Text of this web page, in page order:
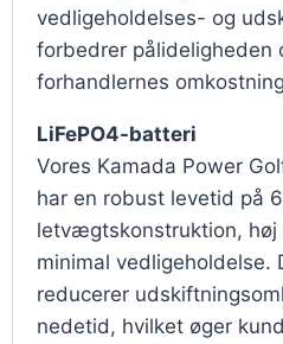
vedligeholdelses- og
forbedrer pålideligheden
forhandlernes
LiFePO4-batteri
Vores Kamada Power
har en robust levetid på
letvægtskonstruktion,
minimal vedligeholdelse.
reducerer
nedetid, hvilket øger